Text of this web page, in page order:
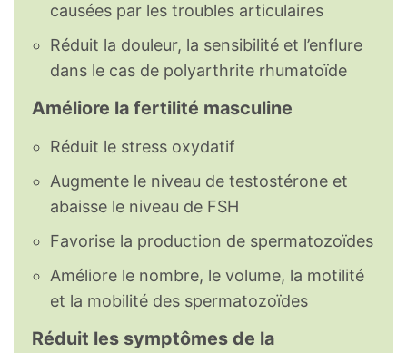
causées par les troubles articulaires
Réduit la douleur, la sensibilité et l’enflure
dans le cas de polyarthrite rhumatoïde
Améliore la fertilité masculine
Réduit le stress oxydatif
Augmente le niveau de testostérone et
abaisse le niveau de FSH
Favorise la production de spermatozoïdes
Améliore le nombre, le volume, la motilité
et la mobilité des spermatozoïdes
Réduit les symptômes de la